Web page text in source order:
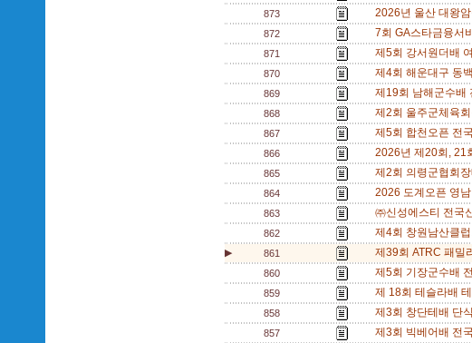
873
2026년 울산 대왕
872
7회 GA스타금융서
871
제5회 강서원더배
870
제4회 해운대구 동
869
제19회 남해군수배
868
제2회 울주군체육
867
제5회 합천오픈 전
866
2026년 제20회, 21
865
제2회 의령군협회
864
2026 도계오픈 영
863
㈜신성에스티 전국
862
제4회 창원남산클
▶
861 제39회 ATRC 패밀
860
제5회 기장군수배
859
제 18회 테슬라배
858
제3회 창단테배 단
857
제3회 빅베어배 전